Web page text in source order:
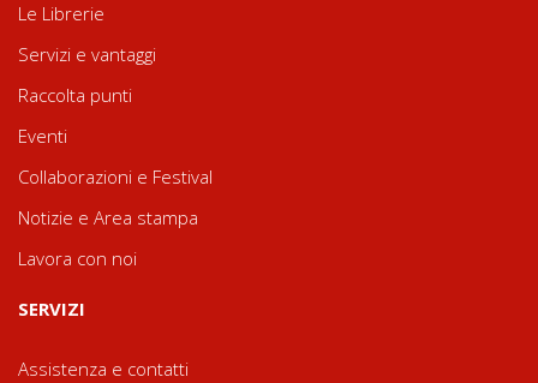
Le Librerie
Servizi e vantaggi
Raccolta punti
Eventi
Collaborazioni e Festival
Notizie e Area stampa
Lavora con noi
SERVIZI
Assistenza e contatti